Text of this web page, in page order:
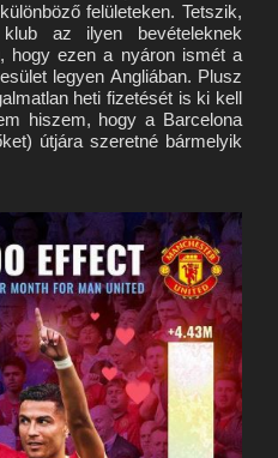
felületeken. Tetszik,
az ilyen bevételeknek
hogy ezen a nyáron ismét a
legyen Angliában. Plusz
heti fizetését is ki kell
hiszem, hogy a Barcelona
útjára szeretné bármelyik